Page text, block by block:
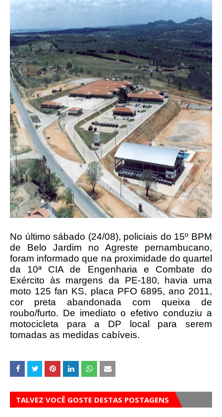
No último sábado (24/08), policiais do 15º BPM
de Belo Jardim no Agreste pernambucano,
foram informado que na proximidade do quartel
da 10ª CIA de Engenharia e Combate do
Exército às margens da PE-180, havia uma
moto 125 fan KS, placa PFO 6895, ano 2011,
cor preta abandonada com queixa de
roubo/furto. De imediato o efetivo conduziu a
motocicleta para a DP local para serem
tomadas as medidas cabíveis.
TALVEZ VOCÊ GOSTE DESTAS POSTAGENS